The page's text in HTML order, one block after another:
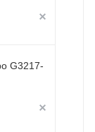
G3217-